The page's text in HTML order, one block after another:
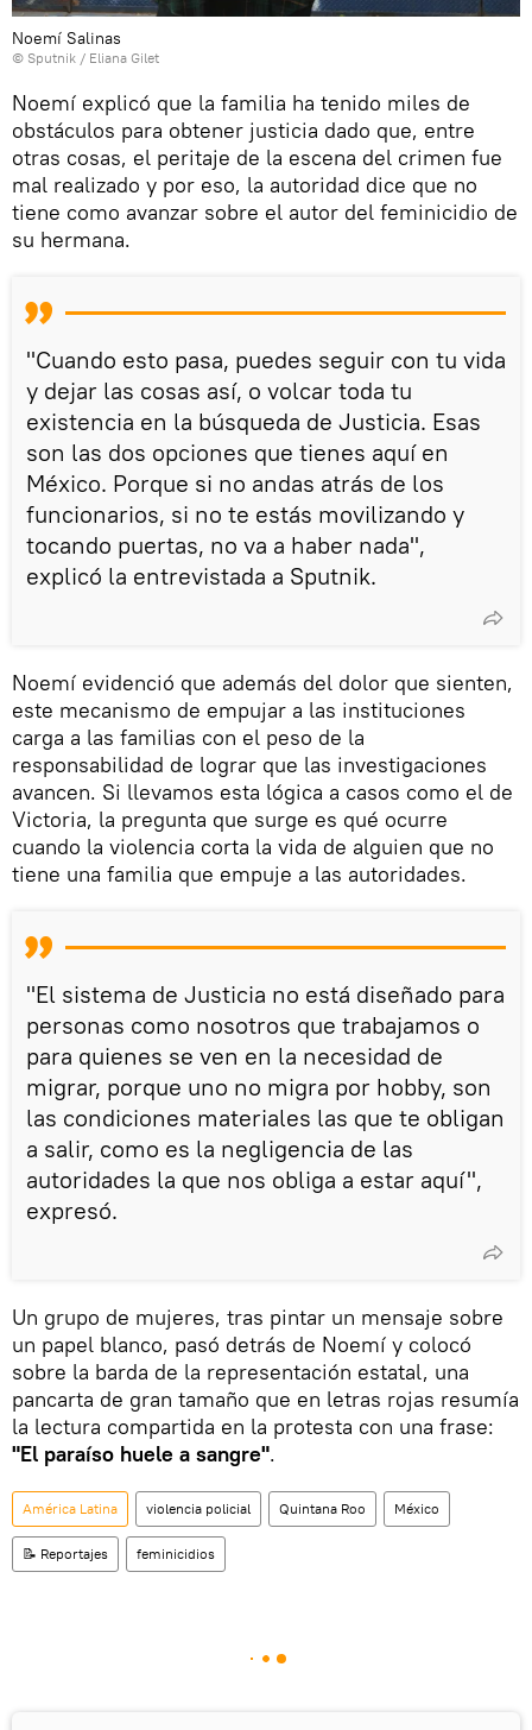
Noemí Salinas
© Sputnik / Eliana Gilet
Noemí explicó que la familia ha tenido miles de
obstáculos para obtener justicia dado que, entre
otras cosas, el peritaje de la escena del crimen fue
mal realizado y por eso, la autoridad dice que no
tiene como avanzar sobre el autor del feminicidio de
su hermana.
"Cuando esto pasa, puedes seguir con tu vida
y dejar las cosas así, o volcar toda tu
existencia en la búsqueda de Justicia. Esas
son las dos opciones que tienes aquí en
México. Porque si no andas atrás de los
funcionarios, si no te estás movilizando y
tocando puertas, no va a haber nada",
explicó la entrevistada a Sputnik.
Noemí evidenció que además del dolor que sienten,
este mecanismo de empujar a las instituciones
carga a las familias con el peso de la
responsabilidad de lograr que las investigaciones
avancen. Si llevamos esta lógica a casos como el de
Victoria, la pregunta que surge es qué ocurre
cuando la violencia corta la vida de alguien que no
tiene una familia que empuje a las autoridades.
"El sistema de Justicia no está diseñado para
personas como nosotros que trabajamos o
para quienes se ven en la necesidad de
migrar, porque uno no migra por hobby, son
las condiciones materiales las que te obligan
a salir, como es la negligencia de las
autoridades la que nos obliga a estar aquí",
expresó.
Un grupo de mujeres, tras pintar un mensaje sobre
un papel blanco, pasó detrás de Noemí y colocó
sobre la barda de la representación estatal, una
pancarta de gran tamaño que en letras rojas resumía
la lectura compartida en la protesta con una frase:
"El paraíso huele a sangre".
América Latina violencia policial Quintana Roo México
📝 Reportajes feminicidios